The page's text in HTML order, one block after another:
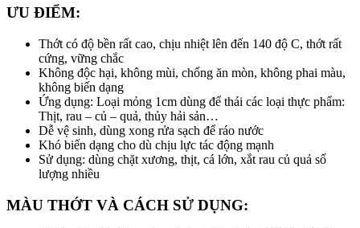
ƯU ĐIỂM:
Thớt có độ bền rất cao, chịu nhiệt lên đến 140 độ C, thớt rất
cứng, vững chắc
Không độc hại, không mùi, chống ăn mòn, không phai màu,
không biến dạng
Ứng dụng: Loại mỏng 1cm dùng để thái các loại thực phẩm:
Thịt, rau – củ – quả, thủy hải sản…
Dễ vệ sinh, dùng xong rửa sạch để ráo nước
Khó biến dạng cho dù chịu lực tác động mạnh
Sử dụng: dùng chặt xương, thịt, cá lớn, xắt rau củ quả số
lượng nhiều
MÀU THỚT VÀ CÁCH SỬ DỤNG: